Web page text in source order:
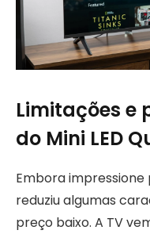
Limitações e
do Mini LED
Embora
reduziu algumas
preço baixo. A TV